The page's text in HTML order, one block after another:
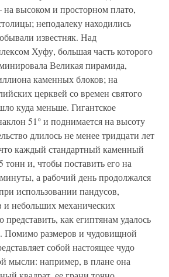
высоком и просторном плато,
неподалеку находились
известняк. Над
Хуфу, большая часть которого
Великая пирамида,
каменных блоков; на
церквей со времен святого
куда меньше. Гигантское
51° и поднимается на высоту
длилось не менее тридцати лет
каждый стандартный каменный
тонн и, чтобы поставить его на
а рабочий день продолжался
использовании пандусов,
и небольших механических
как египтянам удалось
Помимо размеров и чудовищной
собой настоящее чудо
мысли: например, в плане она